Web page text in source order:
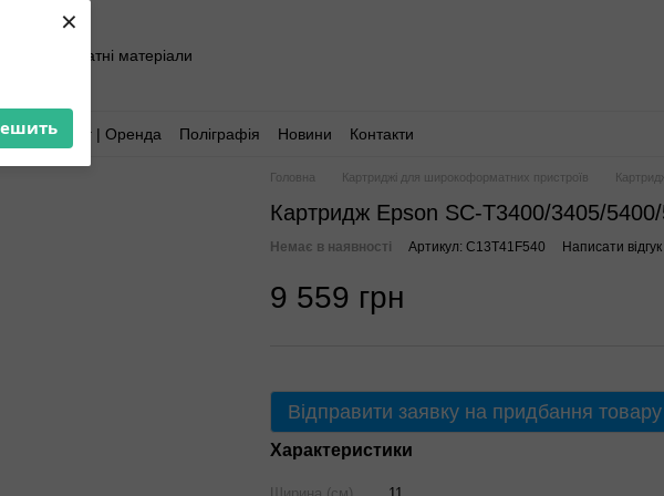
×
та витратні матеріали
Аутсорсинг | Оренда Поліграфія Новини Контакти
Головна Картриджі для широкоформатних пристроїв
Картридж Epson SC-Т3400/3405/
Немає в наявності Артикул: C13T41F540 Написати відгук
9 559 грн
Відправити заявку на придбання товару
Характеристики